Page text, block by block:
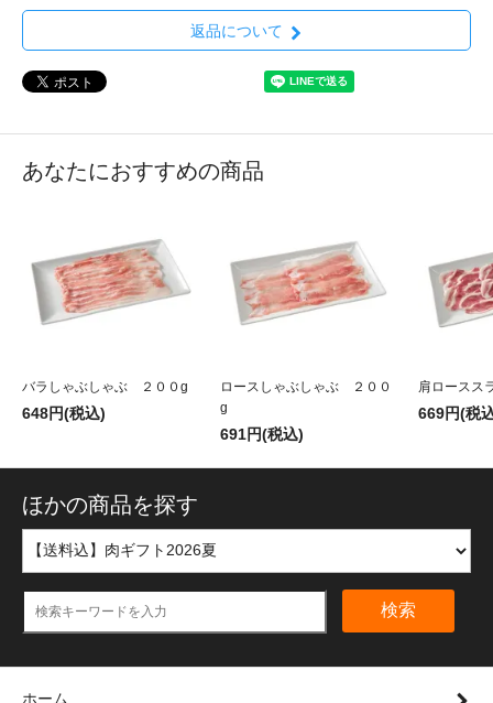
返品について
あなたにおすすめの商品
バラしゃぶしゃぶ ２００g
648円(税込)
ロースしゃぶしゃぶ ２００
g
691円(税込)
肩ロースス
669円(税
ほかの商品を探す
検索
ホーム